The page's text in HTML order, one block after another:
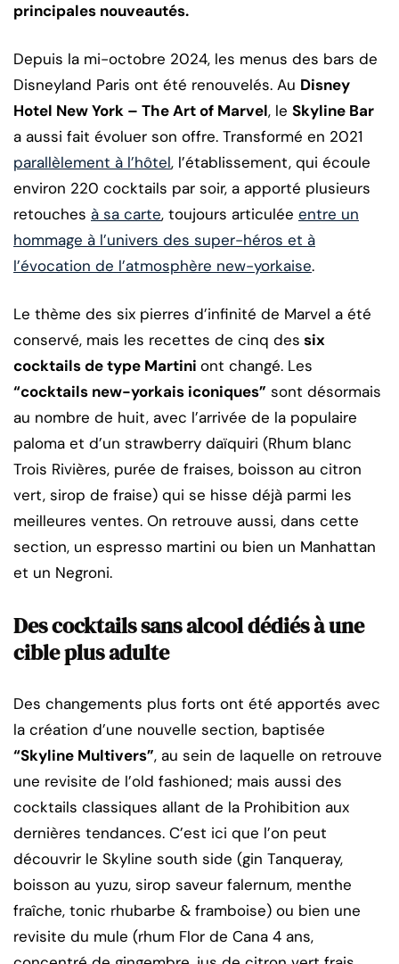
principales nouveautés.
Depuis la mi-octobre 2024, les menus des bars de
Disneyland Paris ont été renouvelés. Au Disney
Hotel New York – The Art of Marvel, le Skyline Bar
a aussi fait évoluer son offre. Transformé en 2021
parallèlement à l’hôtel, l’établissement, qui écoule
environ 220 cocktails par soir, a apporté plusieurs
retouches à sa carte, toujours articulée entre un
hommage à l’univers des super-héros et à
l’évocation de l’atmosphère new-yorkaise.
Le thème des six pierres d’infinité de Marvel a été
conservé, mais les recettes de cinq des six
cocktails de type Martini ont changé. Les
“cocktails new-yorkais iconiques” sont désormais
au nombre de huit, avec l’arrivée de la populaire
paloma et d’un strawberry daïquiri (Rhum blanc
Trois Rivières, purée de fraises, boisson au citron
vert, sirop de fraise) qui se hisse déjà parmi les
meilleures ventes. On retrouve aussi, dans cette
section, un espresso martini ou bien un Manhattan
et un Negroni.
Des cocktails sans alcool dédiés à une
cible plus adulte
Des changements plus forts ont été apportés avec
la création d’une nouvelle section, baptisée
“Skyline Multivers”, au sein de laquelle on retrouve
une revisite de l’old fashioned; mais aussi des
cocktails classiques allant de la Prohibition aux
dernières tendances. C’est ici que l’on peut
découvrir le Skyline south side (gin Tanqueray,
boisson au yuzu, sirop saveur falernum, menthe
fraîche, tonic rhubarbe & framboise) ou bien une
revisite du mule (rhum Flor de Cana 4 ans,